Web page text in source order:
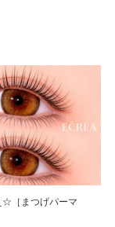
☆［まつげパーマ